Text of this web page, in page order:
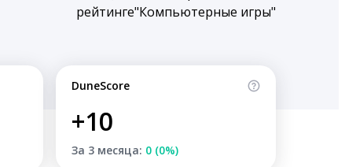
рейтинге"Компьютерные игры"
DuneScore
+10
За 3 месяца: 0 (0%)